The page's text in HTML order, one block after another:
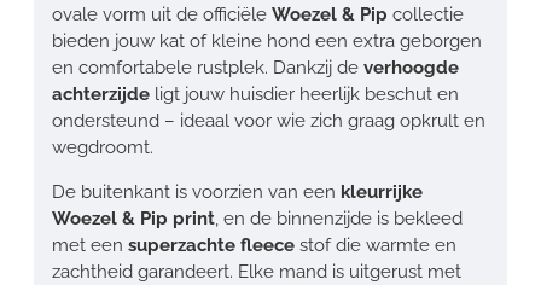
ovale vorm uit de officiële Woezel & Pip collectie
bieden jouw kat of kleine hond een extra geborgen
en comfortabele rustplek. Dankzij de verhoogde
achterzijde ligt jouw huisdier heerlijk beschut en
ondersteund – ideaal voor wie zich graag opkrult en
wegdroomt.
De buitenkant is voorzien van een kleurrijke
Woezel & Pip print, en de binnenzijde is bekleed
met een superzachte fleece stof die warmte en
zachtheid garandeert. Elke mand is uitgerust met